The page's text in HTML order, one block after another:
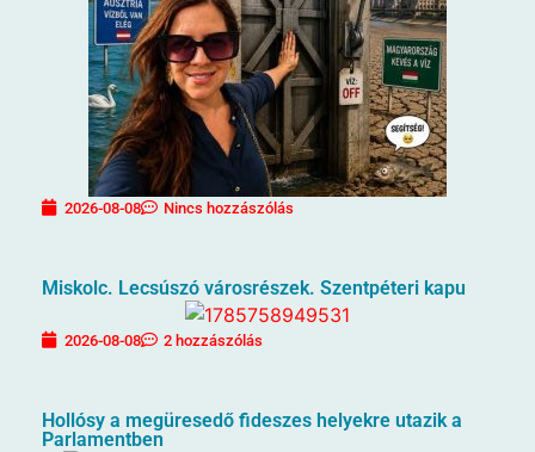
2026-08-08 Nincs hozzászólás
Miskolc. Lecsúszó városrészek. Szentpéteri kapu
2026-08-08 2 hozzászólás
Hollósy a megüresedő fideszes helyekre utazik a
Parlamentben